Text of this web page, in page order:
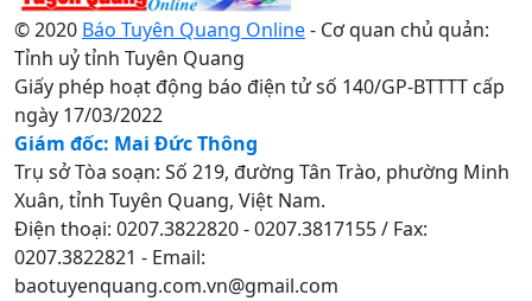
© 2020 Báo Tuyên Quang Online- Cơ quan chủ quản:
Tỉnh uỷ tỉnh Tuyên Quang
Giấy phép hoạt động báo điện tử số 140/GP-BTTTT cấp
ngày 17/03/2022
Giám đốc: Mai Đức Thông
Trụ sở Tòa soạn: Số 219, đường Tân Trào, phường Minh
Xuân, tỉnh Tuyên Quang, Việt Nam.
Điện thoại: 0207.3822820 - 0207.3817155 / Fax:
0207.3822821 - Email:
baotuyenquang.com.vn@gmail.com